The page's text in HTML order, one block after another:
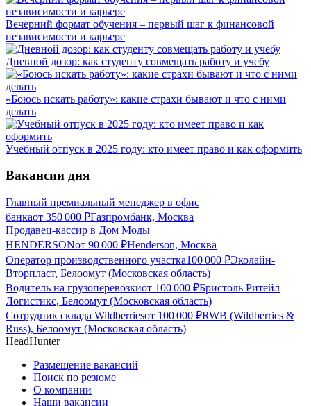
Вечерний формат обучения – первый шаг к финансовой
независимости и карьере
Дневной дозор: как студенту совмещать работу и учебу
«Боюсь искать работу»: какие страхи бывают и что с ними
делать
Учебный отпуск в 2025 году: кто имеет право и как оформить
Вакансии дня
Главный премиальный менеджер в офис
банкаот 350 000 ₽Газпромбанк, Москва
Продавец-кассир в Дом Моды
HENDERSONот 90 000 ₽Henderson, Москва
Оператор производственного участка100 000 ₽Эколайн-
Вторпласт, Белоомут (Московская область)
Водитель на грузоперевозкиот 100 000 ₽Бристоль Ритейл
Логистикс, Белоомут (Московская область)
Сотрудник склада Wildberriesот 100 000 ₽RWB (Wildberries &
Russ), Белоомут (Московская область)
HeadHunter
Размещение вакансий
Поиск по резюме
О компании
Наши вакансии